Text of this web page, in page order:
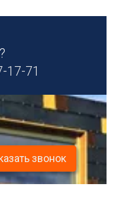
17-71
звонок